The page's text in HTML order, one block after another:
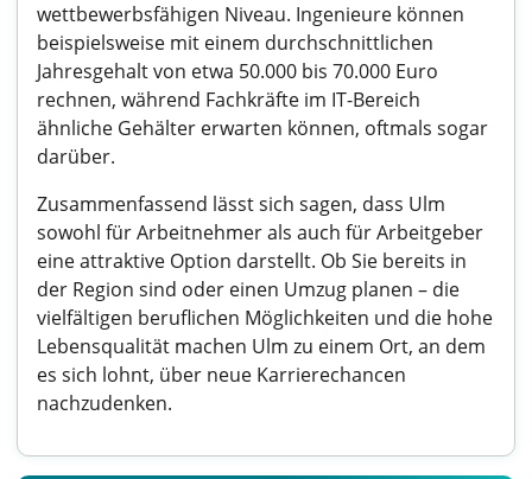
wettbewerbsfähigen Niveau. Ingenieure können
beispielsweise mit einem durchschnittlichen
Jahresgehalt von etwa 50.000 bis 70.000 Euro
rechnen, während Fachkräfte im IT-Bereich
ähnliche Gehälter erwarten können, oftmals sogar
darüber.
Zusammenfassend lässt sich sagen, dass Ulm
sowohl für Arbeitnehmer als auch für Arbeitgeber
eine attraktive Option darstellt. Ob Sie bereits in
der Region sind oder einen Umzug planen – die
vielfältigen beruflichen Möglichkeiten und die hohe
Lebensqualität machen Ulm zu einem Ort, an dem
es sich lohnt, über neue Karrierechancen
nachzudenken.